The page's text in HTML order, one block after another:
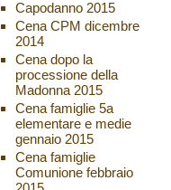
Capodanno 2015
Cena CPM dicembre
2014
Cena dopo la
processione della
Madonna 2015
Cena famiglie 5a
elementare e medie
gennaio 2015
Cena famiglie
Comunione febbraio